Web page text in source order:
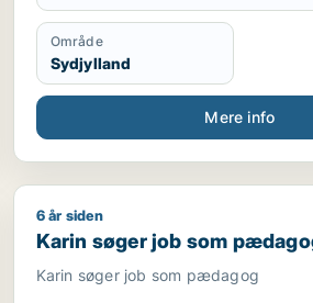
Område
Sydjylland
Mere info
Karin søger job som pædagog
6 år siden
Karin søger job som
Karin søger job som pædagog